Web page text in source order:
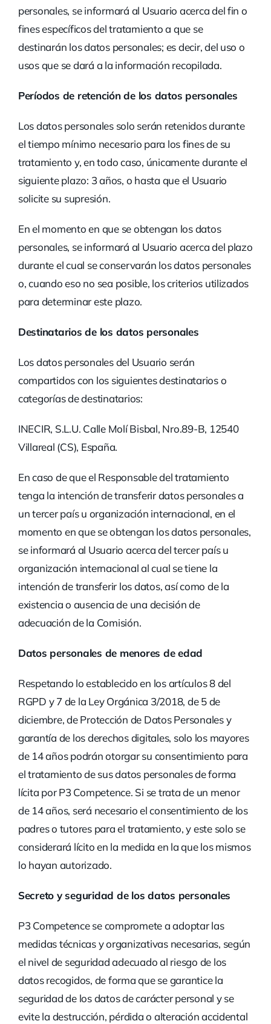
personales, se informará al Usuario acerca del fin o
fines específicos del tratamiento a que se
destinarán los datos personales; es decir, del uso o
usos que se dará a la información recopilada.
Períodos de retención de los datos personales
Los datos personales solo serán retenidos durante
el tiempo mínimo necesario para los fines de su
tratamiento y, en todo caso, únicamente durante el
siguiente plazo: 3 años, o hasta que el Usuario
solicite su supresión.
En el momento en que se obtengan los datos
personales, se informará al Usuario acerca del plazo
durante el cual se conservarán los datos personales
o, cuando eso no sea posible, los criterios utilizados
para determinar este plazo.
Destinatarios de los datos personales
Los datos personales del Usuario serán
compartidos con los siguientes destinatarios o
categorías de destinatarios:
INECIR, S.L.U. Calle Molí Bisbal, Nro.89-B, 12540
Villareal (CS), España.
En caso de que el Responsable del tratamiento
tenga la intención de transferir datos personales a
un tercer país u organización internacional, en el
momento en que se obtengan los datos personales,
se informará al Usuario acerca del tercer país u
organización internacional al cual se tiene la
intención de transferir los datos, así como de la
existencia o ausencia de una decisión de
adecuación de la Comisión.
Datos personales de menores de edad
Respetando lo establecido en los artículos 8 del
RGPD y 7 de la Ley Orgánica 3/2018, de 5 de
diciembre, de Protección de Datos Personales y
garantía de los derechos digitales, solo los mayores
de 14 años podrán otorgar su consentimiento para
el tratamiento de sus datos personales de forma
lícita por P3 Competence. Si se trata de un menor
de 14 años, será necesario el consentimiento de los
padres o tutores para el tratamiento, y este solo se
considerará lícito en la medida en la que los mismos
lo hayan autorizado.
Secreto y seguridad de los datos personales
P3 Competence se compromete a adoptar las
medidas técnicas y organizativas necesarias, según
el nivel de seguridad adecuado al riesgo de los
datos recogidos, de forma que se garantice la
seguridad de los datos de carácter personal y se
evite la destrucción, pérdida o alteración accidental